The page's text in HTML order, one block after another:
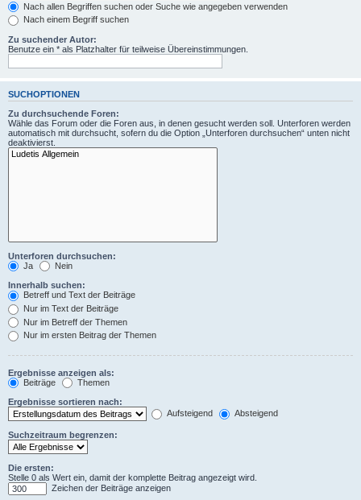
Nach allen Begriffen suchen oder Suche wie angegeben verwenden
Nach einem Begriff suchen
Zu suchender Autor:
Benutze ein * als Platzhalter für teilweise Übereinstimmungen.
SUCHOPTIONEN
Zu durchsuchende Foren:
Wähle das Forum oder die Foren aus, in denen gesucht werden soll. Unterforen werden
automatisch mit durchsucht, sofern du die Option „Unterforen durchsuchen“ unten nicht
deaktivierst.
Unterforen durchsuchen:
Ja
Nein
Innerhalb suchen:
Betreff und Text der Beiträge
Nur im Text der Beiträge
Nur im Betreff der Themen
Nur im ersten Beitrag der Themen
Ergebnisse anzeigen als:
Beiträge
Themen
Ergebnisse sortieren nach:
Aufsteigend
Absteigend
Suchzeitraum begrenzen:
Die ersten:
Stelle 0 als Wert ein, damit der komplette Beitrag angezeigt wird.
Zeichen der Beiträge anzeigen